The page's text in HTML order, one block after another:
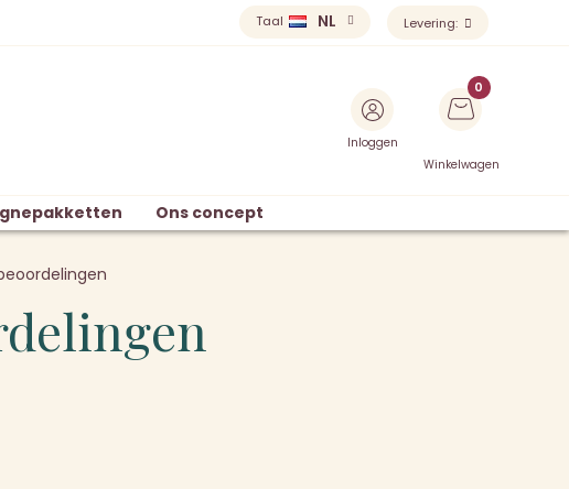
Taal NL Levering:
Inloggen
Winkelwagen
Ons concept